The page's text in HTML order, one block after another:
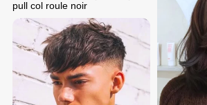
pull col roule noir